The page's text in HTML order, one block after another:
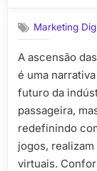
Marketing
A ascensão
é uma
futuro da
passageira,
redefinindo
jogos,
virtuais.